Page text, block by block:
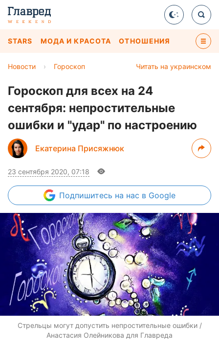
STARS МОДА И КРАСОТА ОТНОШЕНИЯ
Читать на украинском
Новости › Гороскоп
Гороскоп для всех на 24
сентября: непростительные
ошибки и "удар" по настроению
Екатерина Присяжнюк
23 сентября 2020, 07:18
Подпишитесь на нас в Google
Стрельцы могут допустить непростительные ошибки /
Анастасия Олейникова для Главреда